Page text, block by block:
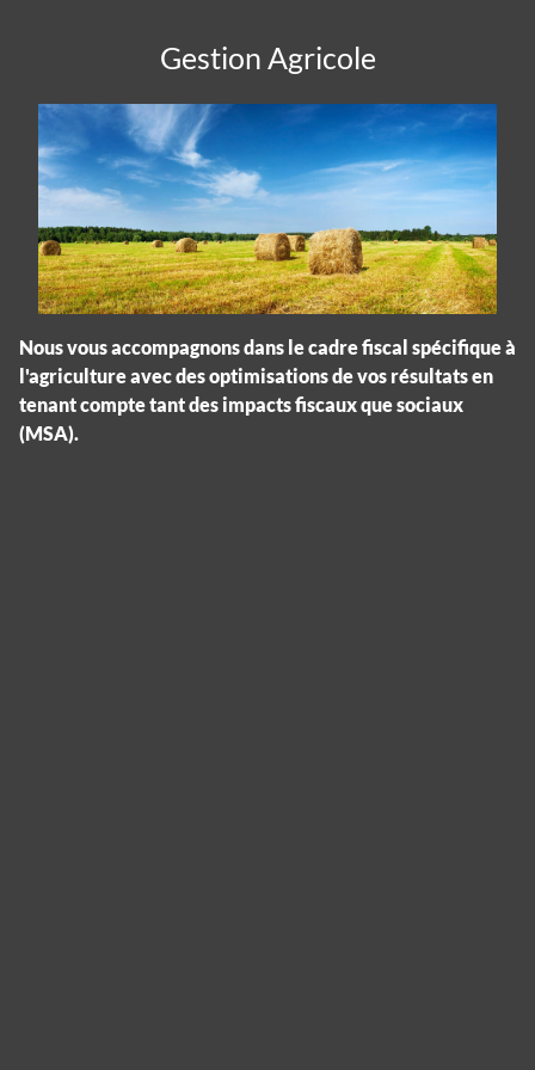
Gestion Agricole
Nous vous accompagnons dans le cadre fiscal spécifique à
l'agriculture avec des optimisations de vos résultats en
tenant compte tant des impacts fiscaux que sociaux
(MSA).